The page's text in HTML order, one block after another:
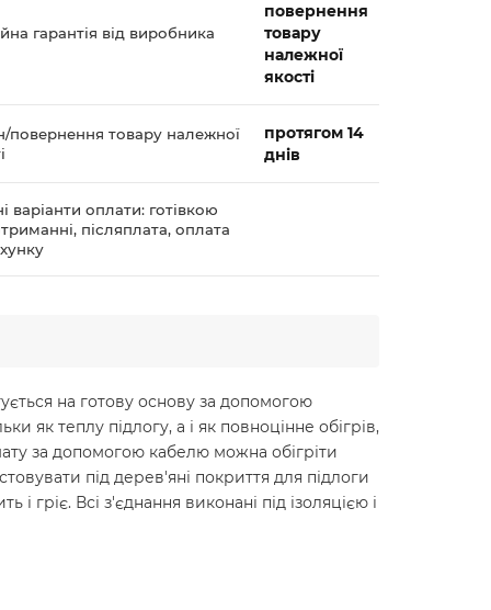
гарантія від виробника
повернення
товару
належної
якості
повернення товару належної
протягом 14
днів
варіанти оплати: готівкою
післяплата, оплата
на готову основу за допомогою
як теплу підлогу, а і як повноцінне обігрів,
за допомогою кабелю можна обігріти
під дерев'яні покриття для підлоги
Всі з'єднання виконані під ізоляцією і